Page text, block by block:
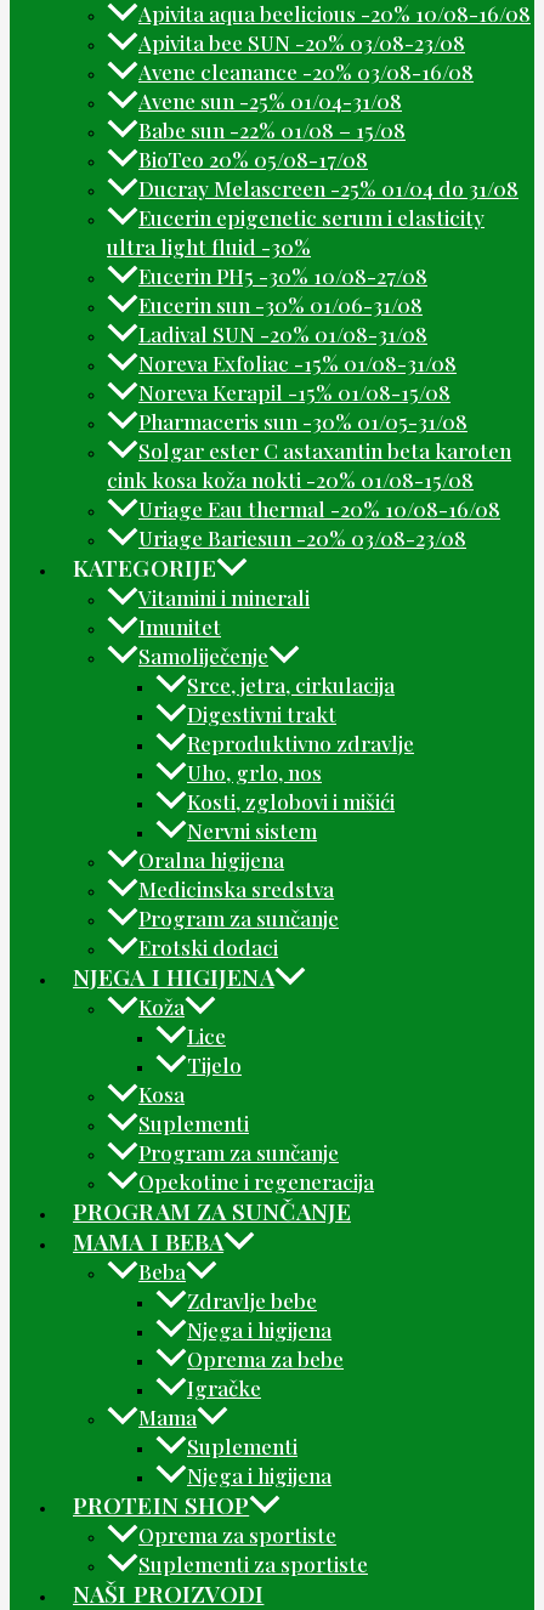
Apivita aqua beelicious -20% 10/08-16/08
Apivita bee SUN -20% 03/08-23/08
Avene cleanance -20% 03/08-16/08
Avene sun -25% 01/04-31/08
Babe sun -22% 01/08 – 15/08
BioTeo 20% 05/08-17/08
Ducray Melascreen -25% 01/04 do 31/08
Eucerin epigenetic serum i elasticity
ultra light fluid -30%
Eucerin PH5 -30% 10/08-27/08
Eucerin sun -30% 01/06-31/08
Ladival SUN -20% 01/08-31/08
Noreva Exfoliac -15% 01/08-31/08
Noreva Kerapil -15% 01/08-15/08
Pharmaceris sun -30% 01/05-31/08
Solgar ester C astaxantin beta karoten
cink kosa koža nokti -20% 01/08-15/08
Uriage Eau thermal -20% 10/08-16/08
Uriage Bariesun -20% 03/08-23/08
KATEGORIJE
Vitamini i minerali
Imunitet
Samoliječenje
Srce, jetra, cirkulacija
Digestivni trakt
Reproduktivno zdravlje
Uho, grlo, nos
Kosti, zglobovi i mišići
Nervni sistem
Oralna higijena
Medicinska sredstva
Program za sunčanje
Erotski dodaci
NJEGA I HIGIJENA
Koža
Lice
Tijelo
Kosa
Suplementi
Program za sunčanje
Opekotine i regeneracija
PROGRAM ZA SUNČANJE
MAMA I BEBA
Beba
Zdravlje bebe
Njega i higijena
Oprema za bebe
Igračke
Mama
Suplementi
Njega i higijena
PROTEIN SHOP
Oprema za sportiste
Suplementi za sportiste
NAŠI PROIZVODI